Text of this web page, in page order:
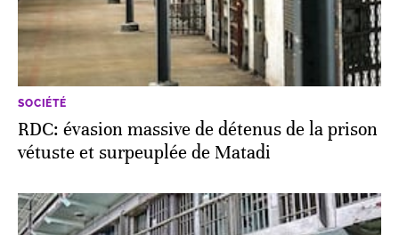
SOCIÉTÉ
RDC: évasion massive de détenus de la prison
vétuste et surpeuplée de Matadi